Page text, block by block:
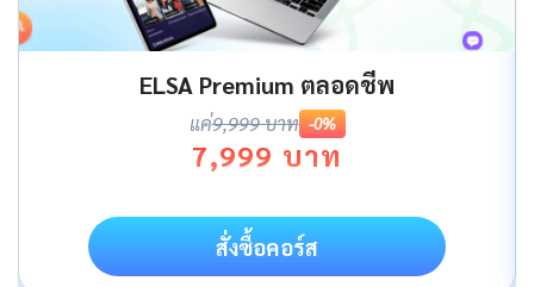
ELSA Premium ตลอดชีพ
แค่9,999 บาท -0%
7,999 บาท
สั่งซื้อคอร์ส